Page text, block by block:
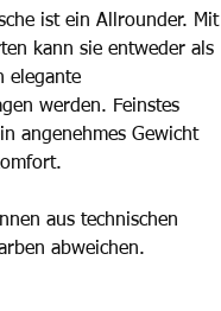
ist ein Allrounder. Mit
kann sie entweder als
elegante
werden. Feinstes
angenehmes Gewicht
aus technischen
abweichen.